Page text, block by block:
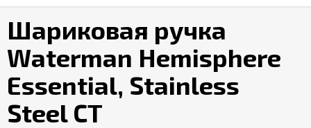
ручек
Контакты
Шариковая ручка
Waterman Hemisphere
Essential, Stainless
Steel CT